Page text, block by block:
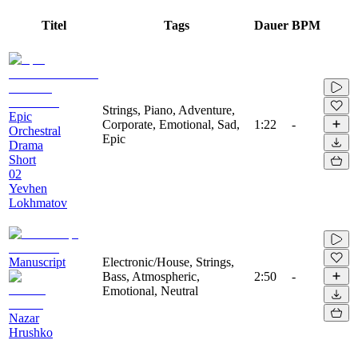
Titel Tags Dauer BPM
Epic
Orchestral
Drama
Short
02
Yevhen
Lokhmatov
Strings, Piano, Adventure,
Corporate, Emotional, Sad,
Epic
1:22 -
Manuscript
Nazar
Hrushko
Electronic/House, Strings,
Bass, Atmospheric,
Emotional, Neutral
2:50 -